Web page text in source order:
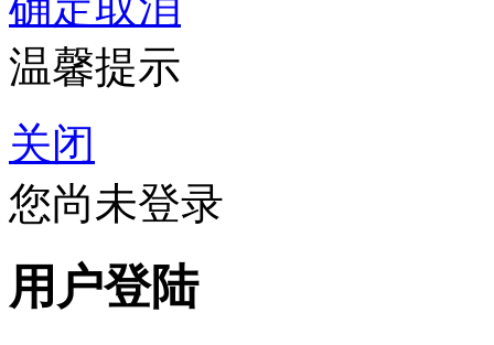
温馨提示
关闭
您尚未登录
用户登陆